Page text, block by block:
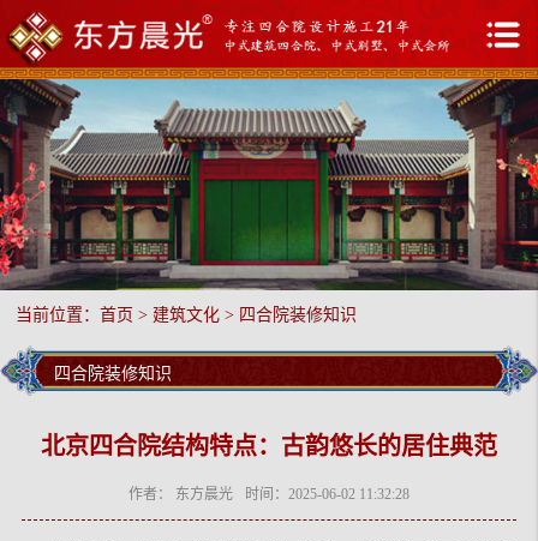
当前位置： 首页 > 建筑文化 > 四合院装修知识
四合院装修知识
北京四合院结构特点：古韵悠长的居住典范
作者： 东方晨光 时间：2025-06-02 11:32:28